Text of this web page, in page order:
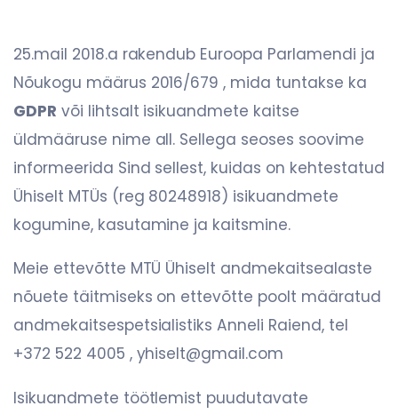
25.mail 2018.a rakendub Euroopa Parlamendi ja
Nõukogu määrus 2016/679 , mida tuntakse ka
GDPR või lihtsalt isikuandmete kaitse
üldmääruse nime all. Sellega seoses soovime
informeerida Sind sellest, kuidas on kehtestatud
Ühiselt MTÜs (reg 80248918) isikuandmete
kogumine, kasutamine ja kaitsmine.
Meie ettevõtte MTÜ Ühiselt andmekaitsealaste
nõuete täitmiseks on ettevõtte poolt määratud
andmekaitsespetsialistiks Anneli Raiend, tel
+372 522 4005 , yhiselt@gmail.com
Isikuandmete töötlemist puudutavate